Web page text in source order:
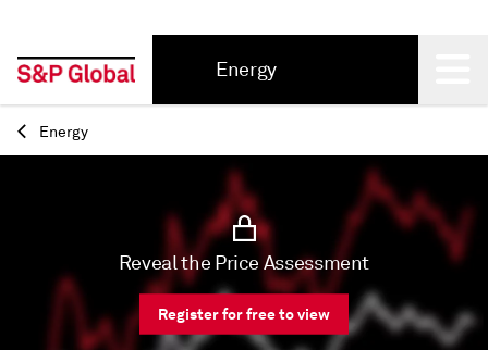
Energy
Back
Energy
Reveal the Price Assessment
Register for free to view